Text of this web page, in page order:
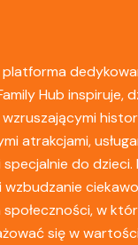
Hub inspiruje,
atrakcjami,
do dzieci.
wzbudzanie
w
się w